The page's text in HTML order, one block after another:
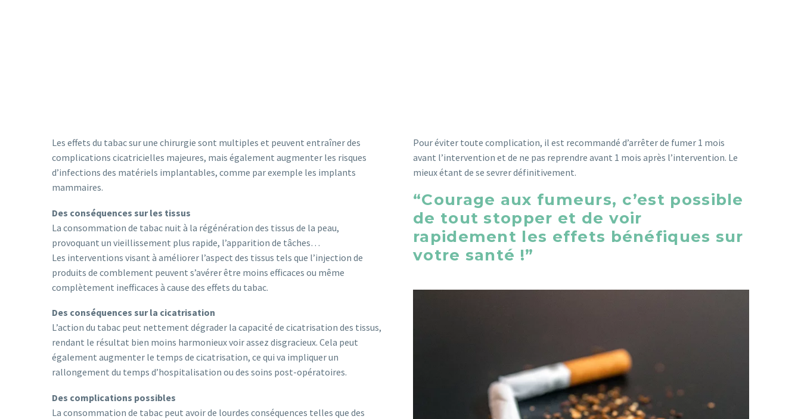
Les effets du tabac sur une chirurgie sont multiples et peuvent entraîner des
complications cicatricielles majeures, mais également augmenter les risques
d’infections des matériels implantables, comme par exemple les implants
mammaires.
Des conséquences sur les tissus
La consommation de tabac nuit à la régénération des tissus de la peau,
provoquant un vieillissement plus rapide, l’apparition de tâches…
Les interventions visant à améliorer l’aspect des tissus tels que l’injection de
produits de comblement peuvent s’avérer être moins efficaces ou même
complètement inefficaces à cause des effets du tabac.
Des conséquences sur la cicatrisation
L’action du tabac peut nettement dégrader la capacité de cicatrisation des tissus,
rendant le résultat bien moins harmonieux voir assez disgracieux. Cela peut
également augmenter le temps de cicatrisation, ce qui va impliquer un
rallongement du temps d’hospitalisation ou des soins post-opératoires.
Des complications possibles
La consommation de tabac peut avoir de lourdes conséquences telles que des
Pour éviter toute complication, il est recommandé d’arrêter de fumer 1 mois
avant l’intervention et de ne pas reprendre avant 1 mois après l’intervention. Le
mieux étant de se sevrer définitivement.
“Courage aux fumeurs, c’est possible
de tout stopper et de voir
rapidement les effets bénéfiques sur
votre santé !”